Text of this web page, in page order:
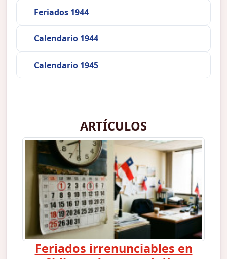
Feriados 1944
Calendario 1944
Calendario 1945
ARTÍCULOS
Feriados irrenunciables en